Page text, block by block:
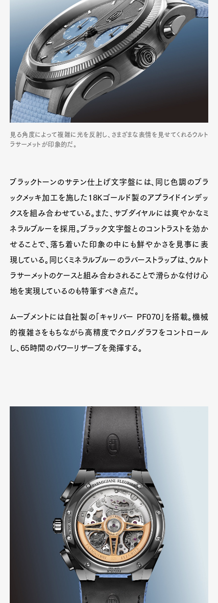
見る角度によって複雑に光を反射し、さまざまな表情を見せてくれるウルト
ラサーメットが印象的だ。
ブラックトーンのサテン仕上げ文字盤には、同じ色調のブラ
ックメッキ加工を施した18Kゴールド製のアプライドインデッ
クスを組み合わせている。また、サブダイヤルには爽やかなミ
ネラルブルーを採用。ブラック文字盤とのコントラストを効か
せることで、落ち着いた印象の中にも鮮やかさを見事に表
現している。同じくミネラルブルーのラバーストラップは、ウルト
ラサーメットのケースと組み合わされることで滑らかな付け心
地を実現しているのも特筆すべき点だ。
ムーブメントには自社製の「キャリバー PF070」を搭載。機械
的複雑さをもちながら高精度でクロノグラフをコントロール
し、65時間のパワーリザーブを発揮する。